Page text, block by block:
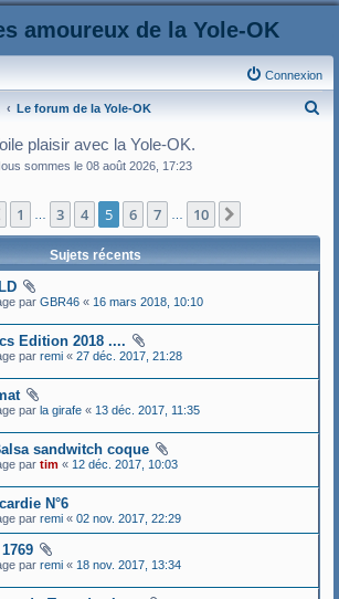
amoureux de la Yole-OK
Connexion
Le forum de la Yole-OK
plaisir avec la Yole-OK.
sommes le 08 août 2026, 17:23
sur 10
Précédent
1 3 4 5 6 7 10
Sujets récents
par GBR46 « 16 mars 2018, 10:10
Edition 2018 ....
par remi « 27 déc. 2017, 21:28
par la girafe « 13 déc. 2017, 11:35
sandwitch coque
par tim « 12 déc. 2017, 10:03
N°6
par remi « 02 nov. 2017, 22:29
par remi « 18 nov. 2017, 13:34